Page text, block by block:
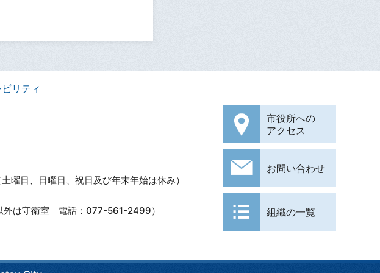
リティ
日、日曜日、祝日及び年末年始は休み）
外は守衛室 電話：077-561-2499）
市役所への
アクセス
お問い合わせ
組織の一覧